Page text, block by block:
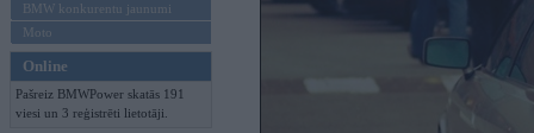
BMW konkurentu jaunumi
Moto
Online
Pašreiz BMWPower skatās 191
viesi un 3 reģistrēti lietotāji.